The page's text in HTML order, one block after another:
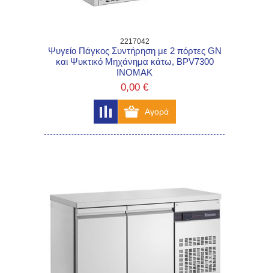
2217042
Ψυγείο Πάγκος Συντήρηση με 2 πόρτες GN
και Ψυκτικό Μηχάνημα κάτω, BPV7300
INOMAK
0,00 €